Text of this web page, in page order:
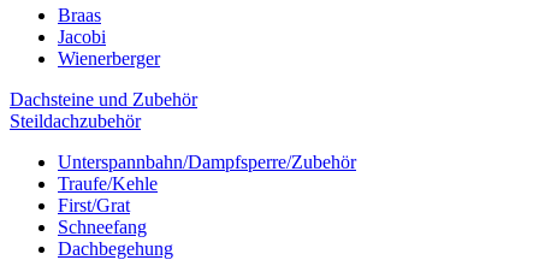
Braas
Jacobi
Wienerberger
Dachsteine und Zubehör
Steildachzubehör
Unterspannbahn/Dampfsperre/Zubehör
Traufe/Kehle
First/Grat
Schneefang
Dachbegehung